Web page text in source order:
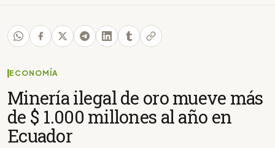
ECONOMÍA
Minería ilegal de oro mueve más
de $ 1.000 millones al año en
Ecuador